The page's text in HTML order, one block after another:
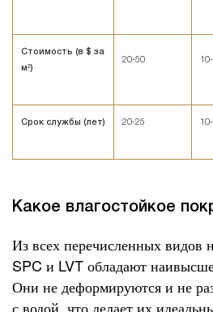
Стоимость (в $ за
м²)
20-50
Срок службы (лет) 20-25
Какое влагостойкое
Из всех перечисленных видов
SPC и LVT обладают
Они не деформируются и не
с водой, что делает их